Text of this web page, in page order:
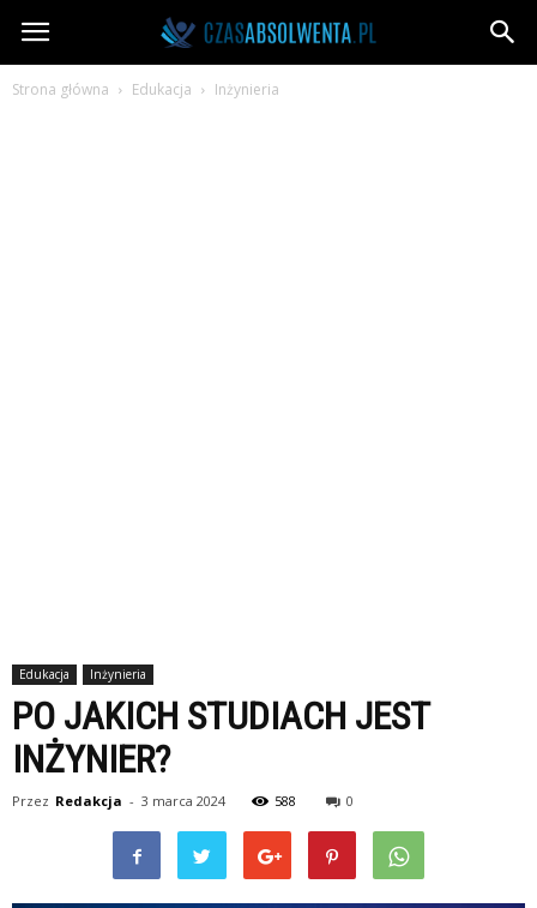
CzasAbsolwenta.pl
Strona główna Edukacja Inżynieria
Edukacja Inżynieria
PO JAKICH STUDIACH JEST
INŻYNIER?
Przez Redakcja - 3 marca 2024 588 0